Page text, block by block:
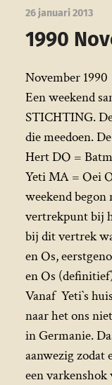
26 januari 2013
1990
November 1990
Een weekend
STICHTING.
die meedoen.
Hert DO =
Yeti MA = Oei
weekend
vertrekpunt bij
bij dit vertrek
en Os,
en Os
Vanaf Yeti`s
naar het ons
in Germanie.
aanwezig zodat
een